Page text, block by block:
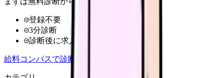
登録不要
3分診断
診断後に求人比較
給料コンパスで診断